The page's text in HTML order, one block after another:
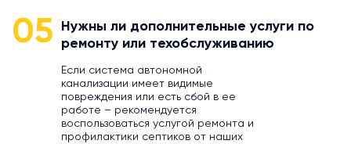
05
Нужны ли дополнительные услуги по
ремонту или техобслуживанию
Если система автономной
канализации имеет видимые
повреждения или есть сбой в ее
работе – рекомендуется
воспользоваться услугой ремонта и
профилактики септиков от наших